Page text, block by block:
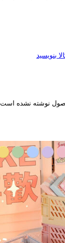
بنویسید
نوشته نشده است.